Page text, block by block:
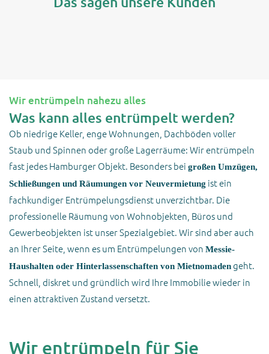
Wir entrümpeln nahezu alles
Was kann alles entrümpelt werden?
Ob niedrige Keller, enge Wohnungen, Dachböden voller
Staub und Spinnen oder große Lagerräume: Wir entrümpeln
fast jedes Hamburger Objekt. Besonders bei großen Umzügen,
Schließungen und Räumungen vor Neuvermietung ist ein
fachkundiger Entrümpelungsdienst unverzichtbar. Die
professionelle Räumung von Wohnobjekten, Büros und
Gewerbeobjekten ist unser Spezialgebiet. Wir sind aber auch
an Ihrer Seite, wenn es um Entrümpelungen von Messie-
Haushalten oder Hinterlassenschaften von Mietnomadengeht.
Schnell, diskret und gründlich wird Ihre Immobilie wieder in
einen attraktiven Zustand versetzt.
Wir entrümpeln für Sie